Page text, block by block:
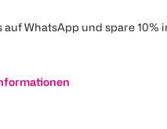
WhatsApp und spare 10%